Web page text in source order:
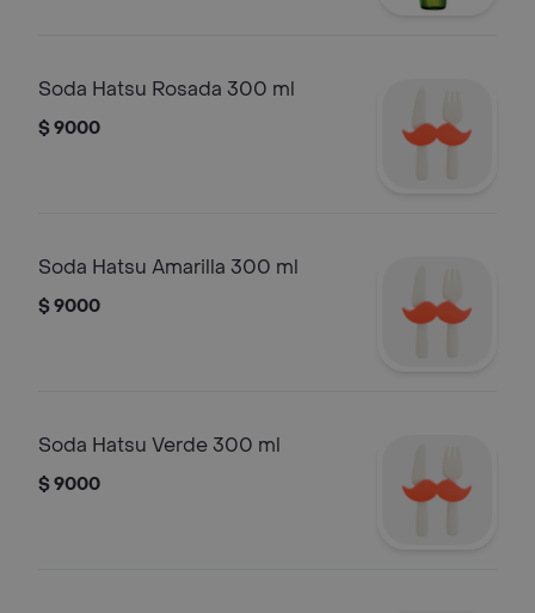
Soda Hatsu Rosada 300 ml
$ 9000
Soda Hatsu Amarilla 300 ml
$ 9000
Soda Hatsu Verde 300 ml
$ 9000